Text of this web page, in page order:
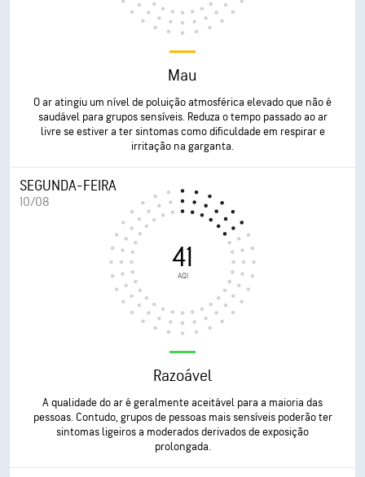
Mau
O ar atingiu um nível de poluição atmosférica elevado que não é
saudável para grupos sensíveis. Reduza o tempo passado ao ar
livre se estiver a ter sintomas como dificuldade em respirar e
irritação na garganta.
SEGUNDA-FEIRA
10/08
41
AQI
Razoável
A qualidade do ar é geralmente aceitável para a maioria das
pessoas. Contudo, grupos de pessoas mais sensíveis poderão ter
sintomas ligeiros a moderados derivados de exposição
prolongada.